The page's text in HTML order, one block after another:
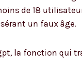
de 18
un faux âge.
la fonction qui